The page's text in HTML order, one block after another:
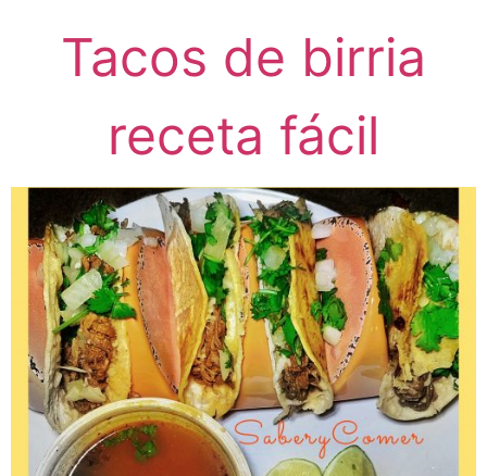
Tacos de birria
receta fácil